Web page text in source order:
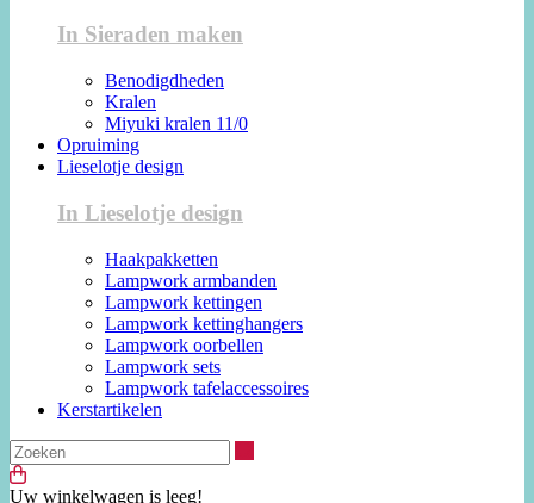
In Sieraden maken
Benodigdheden
Kralen
Miyuki kralen 11/0
Opruiming
Lieselotje design
In Lieselotje design
Haakpakketten
Lampwork armbanden
Lampwork kettingen
Lampwork kettinghangers
Lampwork oorbellen
Lampwork sets
Lampwork tafelaccessoires
Kerstartikelen
Uw winkelwagen is leeg!